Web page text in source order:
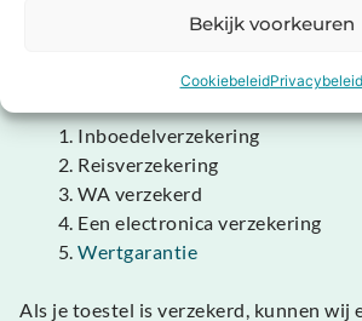
Bekijk voorkeuren
CookiebeleidPrivacybeleid
Gratis je Laptop
is verzekerd. Veel voorkomende
Inboedelverzekering
Reisverzekering
WA verzekerd
Een electronica verzekering
Wertgarantie
Als je toestel is verzekerd, kunnen wij